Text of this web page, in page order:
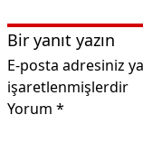
Bir yanıt yazın
E-posta adresiniz
işaretlenmişlerdir
Yorum *